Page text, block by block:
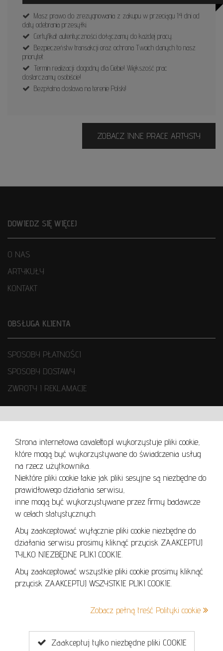
Strona internetowa cavaletto.pl wykorzystuje pliki cookie,
które mogą być wykorzystywane do świadczenia usług
na rzecz użytkownika.
Niektóre pliki cookie takie jak pliki sesyjne są niezbędne do
prawidłowego działania serwisu,
inne mogą być wykorzystywane przez firmy badawcze
w celach statystycznych.
Aby zaakceptować wyłącznie pliki cookie niezbędne do
działania serwisu prosimy kliknąć przycisk ZAAKCEPTUJ
TYLKO NIEZBĘDNE PLIKI COOKIE.
Aby zaakceptować wszystkie pliki cookie prosimy kliknąć
przycisk ZAAKCEPTUJ WSZYSTKIE PLIKI COOKIE.
Zobacz pełną treść Polityki cookie
Zaakceptuj tylko niezbędne pliki COOKIE
Masz prawo do zrezygnowania z zakupu w przeciągu 14 dni od
daty odebrania przesyłki.
Certyfikat autentyczności dołączamy do każdej pracy.
Bezpieczeństw transakcji oraz ochrona Twoich danych to nasz
priorytet.
Termin realizacji: dogodny dla Ciebie! Większość prac
dostarczamy osobiście!
Bezpłatna dostawa na terenie Polski!
ZOBACZ INNE PRACE ARTYSTY
DOWIEDZ SIĘ WIĘCEJ
O NAS
ARTYKUŁY
KONTAKT
OBSŁUGA KLIENTA
SPOSOBY PŁATNOŚCI
SPOSOBY DOSTAWY
ZWROTY I REKLAMACJE
REGULAMIN
REGULAMIN AUKCJI
POLITYKA PRYWATNOŚCI
POLITYKA COOKIES
+48 605 240 157